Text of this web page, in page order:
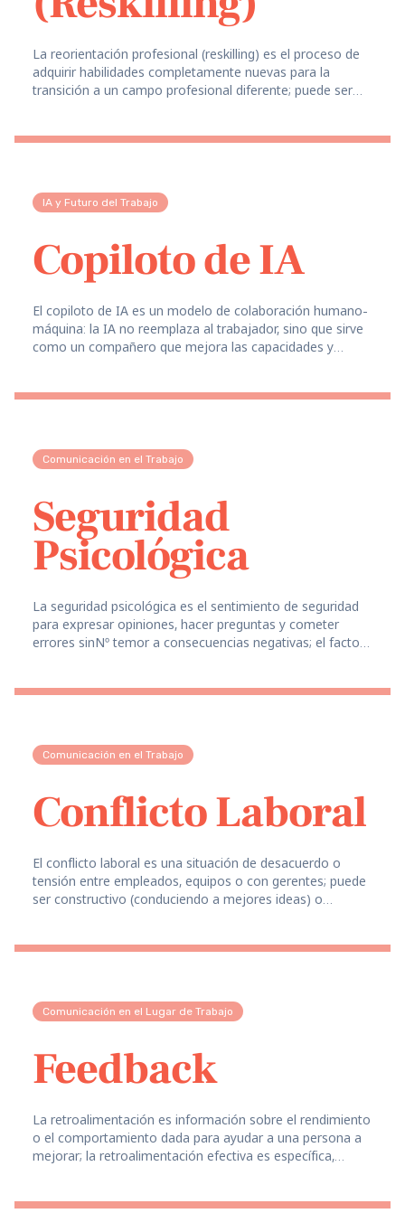
La reorientación profesional (reskilling) es el proceso de
adquirir habilidades completamente nuevas para la
transición a un campo profesional diferente; puede ser
IA y Futuro del Trabajo
Copiloto de IA
El copiloto de IA es un modelo de colaboración humano-
máquina: la IA no reemplaza al trabajador, sino que sirve
como un compañero que mejora las capacidades y
Comunicación en el Trabajo
Seguridad
Psicológica
La seguridad psicológica es el sentimiento de seguridad
para expresar opiniones, hacer preguntas y cometer
errores sinNº temor a consecuencias negativas; el factor
Comunicación en el Trabajo
Conflicto Laboral
El conflicto laboral es una situación de desacuerdo o
tensión entre empleados, equipos o con gerentes; puede
ser constructivo (conduciendo a mejores ideas) o
Comunicación en el Lugar de Trabajo
Feedback
La retroalimentación es información sobre el rendimiento
o el comportamiento dada para ayudar a una persona a
mejorar; la retroalimentación efectiva es específica,